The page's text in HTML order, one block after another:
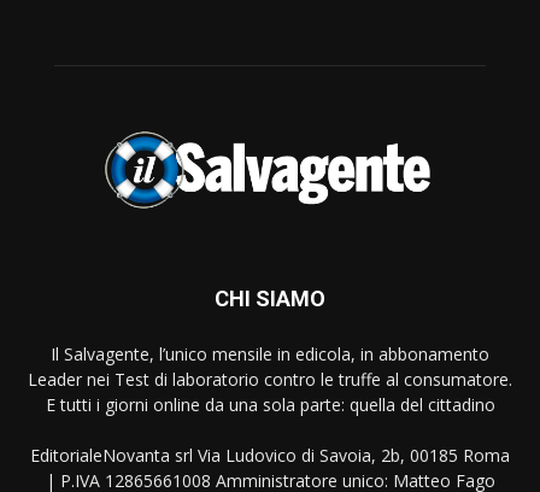
CHI SIAMO
Il Salvagente, l’unico mensile in edicola, in abbonamento
Leader nei Test di laboratorio contro le truffe al consumatore.
E tutti i giorni online da una sola parte: quella del cittadino
EditorialeNovanta srl Via Ludovico di Savoia, 2b, 00185 Roma
| P.IVA 12865661008 Amministratore unico: Matteo Fago